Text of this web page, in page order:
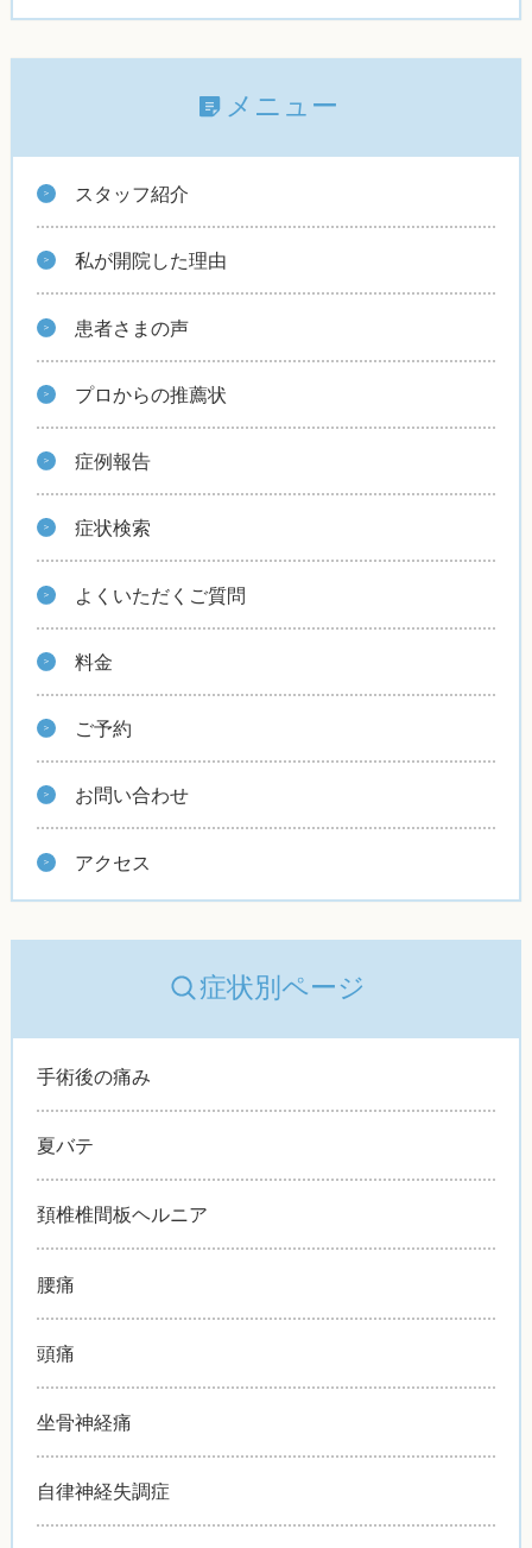
メニュー
スタッフ紹介
私が開院した理由
患者さまの声
プロからの推薦状
症例報告
症状検索
よくいただくご質問
料金
ご予約
お問い合わせ
アクセス
症状別ページ
手術後の痛み
夏バテ
頚椎椎間板ヘルニア
腰痛
頭痛
坐骨神経痛
自律神経失調症